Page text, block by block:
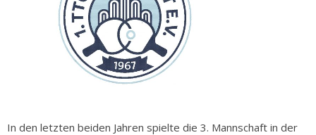
In den letzten beiden Jahren spielte die 3. Mannschaft in der